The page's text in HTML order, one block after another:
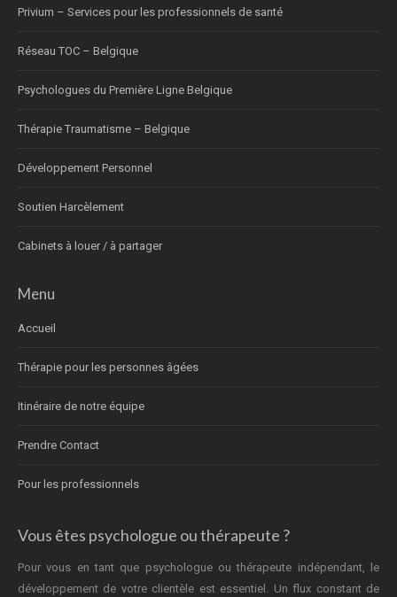
Privium – Services pour les professionnels de santé
Réseau TOC – Belgique
Psychologues du Première Ligne Belgique
Thérapie Traumatisme – Belgique
Développement Personnel
Soutien Harcèlement
Cabinets à louer / à partager
Menu
Accueil
Thérapie pour les personnes âgées
Itinéraire de notre équipe
Prendre Contact
Pour les professionnels
Vous êtes psychologue ou thérapeute ?
Pour vous en tant que psychologue ou thérapeute indépendant, le
développement de votre clientèle est essentiel. Un flux constant de